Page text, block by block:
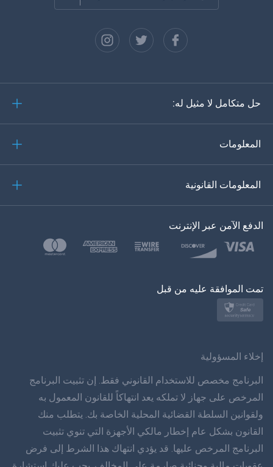
الاسبانية
البرتغالية
한?의의
بولسكي
简体 体 中文
हिंददी
اللغة الهولندية
حل متكامل لا مثيل له:
المعلومات
المعلومات القانونية
الدفع الآمن عبر الإنترنت
تمت الموافقة عليه من قبل
إخلاء المسؤولية
البرنامج مخصص للاستخدام القانوني فقط. إن تثبيت البرنامج
المرخص على جهاز لا تملكه يعد انتهاكاً للقانون المعمول به
ولقوانين السلطة القضائية المحلية الخاصة بك. يتطلب منك
القانون بشكل عام إخطار مالكي الأجهزة التي تنوي تثبيت
البرنامج المرخص عليها. قد يؤدي انتهاك هذا الشرط إلى فرض